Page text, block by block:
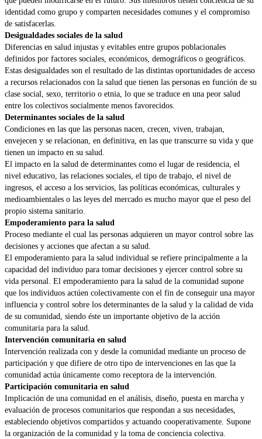
identidad como grupo y comparten necesidades comunes y el compromiso
de satisfacerlas.
Desigualdades sociales de la salud
Diferencias en salud injustas y evitables entre grupos poblacionales
definidos por factores sociales, económicos, demográficos o geográficos.
Estas desigualdades son el resultado de las distintas oportunidades de acceso
a recursos relacionados con la salud que tienen las personas en función de su
clase social, sexo, territorio o etnia, lo que se traduce en una peor salud
entre los colectivos socialmente menos favorecidos.
Determinantes sociales de la salud
Condiciones en las que las personas nacen, crecen, viven, trabajan,
envejecen y se relacionan, en definitiva, en las que transcurre su vida y que
tienen un impacto en su salud.
El impacto en la salud de determinantes como el lugar de residencia, el
nivel educativo, las relaciones sociales, el tipo de trabajo, el nivel de
ingresos, el acceso a los servicios, las políticas económicas, culturales y
medioambientales o las leyes del mercado es mucho mayor que el peso del
propio sistema sanitario.
Empoderamiento para la salud
Proceso mediante el cual las personas adquieren un mayor control sobre las
decisiones y acciones que afectan a su salud.
El empoderamiento para la salud individual se refiere principalmente a la
capacidad del individuo para tomar decisiones y ejercer control sobre su
vida personal. El empoderamiento para la salud de la comunidad supone
que los individuos actúen colectivamente con el fin de conseguir una mayor
influencia y control sobre los determinantes de la salud y la calidad de vida
de su comunidad, siendo éste un importante objetivo de la acción
comunitaria para la salud.
Intervención comunitaria en salud
Intervención realizada con y desde la comunidad mediante un proceso de
participación y que difiere de otro tipo de intervenciones en las que la
comunidad actúa únicamente como receptora de la intervención.
Participación comunitaria en salud
Implicación de una comunidad en el análisis, diseño, puesta en marcha y
evaluación de procesos comunitarios que respondan a sus necesidades,
estableciendo objetivos compartidos y actuando cooperativamente. Supone
la organización de la comunidad y la toma de conciencia colectiva.